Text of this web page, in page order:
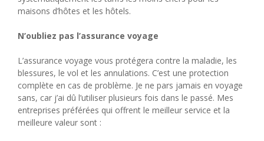
maisons d’hôtes et les hôtels.
N’oubliez pas l’assurance voyage
L’assurance voyage vous protégera contre la maladie, les
blessures, le vol et les annulations. C’est une protection
complète en cas de problème. Je ne pars jamais en voyage
sans, car j’ai dû l’utiliser plusieurs fois dans le passé. Mes
entreprises préférées qui offrent le meilleur service et la
meilleure valeur sont :